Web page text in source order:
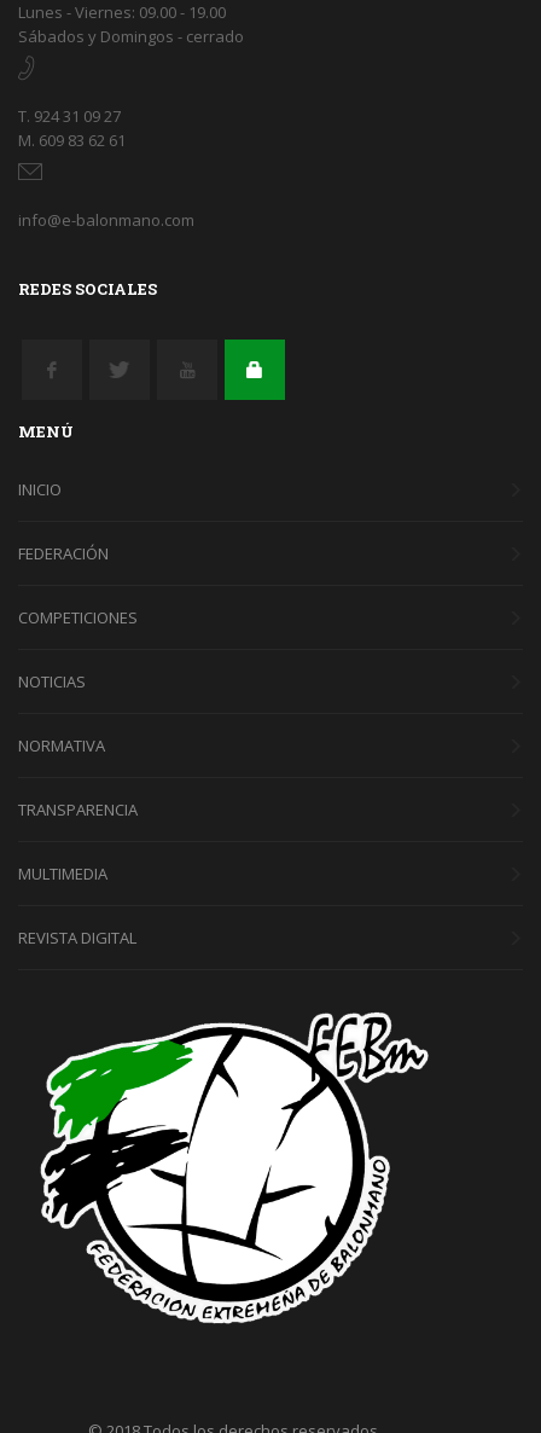
Lunes - Viernes: 09.00 - 19.00
Sábados y Domingos - cerrado
T. 924 31 09 27
M. 609 83 62 61
info@e-balonmano.com
REDES SOCIALES
MENÚ
INICIO
FEDERACIÓN
COMPETICIONES
NOTICIAS
NORMATIVA
TRANSPARENCIA
MULTIMEDIA
REVISTA DIGITAL